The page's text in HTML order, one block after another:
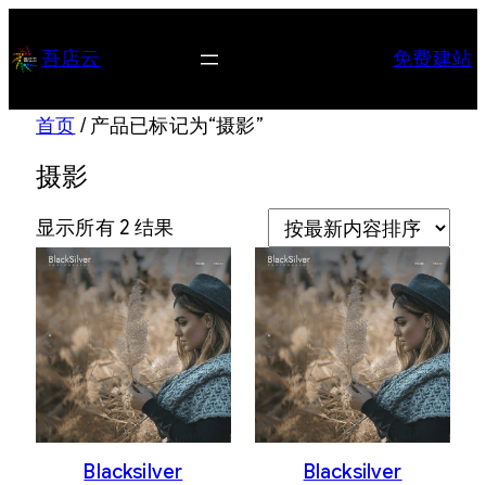
至 吾店云 免费建站
首页 / 产品已标记为“摄影”
摄影
显示所有 2 结果
最
新
内
容
排
序
Blacksilver
Blacksilver